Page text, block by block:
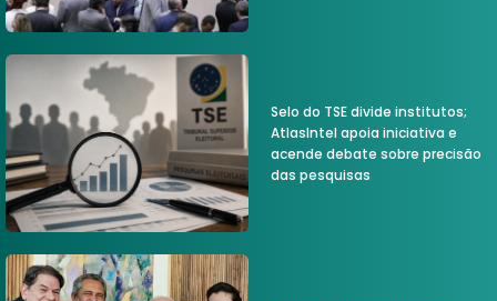
Selo do TSE divide institutos;
AtlasIntel apoia iniciativa e
acende debate sobre precisão
das pesquisas